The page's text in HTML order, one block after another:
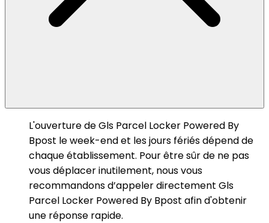
L'ouverture de Gls Parcel Locker Powered By
Bpost le week-end et les jours fériés dépend de
chaque établissement. Pour être sûr de ne pas
vous déplacer inutilement, nous vous
recommandons d’appeler directement Gls
Parcel Locker Powered By Bpost afin d'obtenir
une réponse rapide.